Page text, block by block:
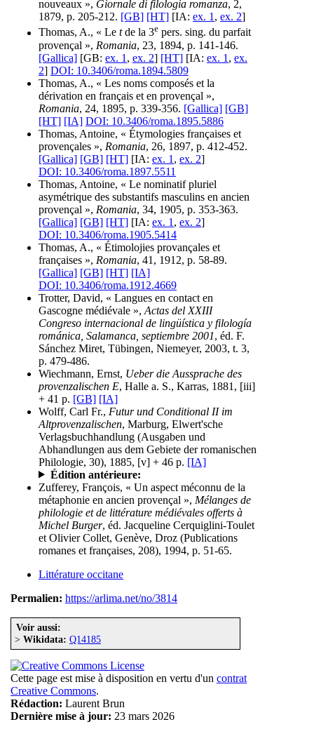
nouveaux », Giornale di filologia romanza, 2,
1879, p. 205-212. [GB] [HT] [IA: ex. 1 , ex. 2]
Thomas, A., « Le tde la 3e pers. sing. du parfait
provençal », Romania, 23, 1894, p. 141-146.
[Gallica] [GB: ex. 1 , ex. 2] [HT] [IA: ex. 1 , ex.
2] DOI: 10.3406/roma.1894.5809
Thomas, A., « Les noms composés et la
dérivation en français et en provençal »,
Romania, 24, 1895, p. 339-356. [Gallica] [GB]
[HT] [IA] DOI: 10.3406/roma.1895.5886
Thomas, Antoine, « Étymologies françaises et
provençales », Romania, 26, 1897, p. 412-452.
[Gallica] [GB] [HT] [IA: ex. 1 , ex. 2]
DOI: 10.3406/roma.1897.5511
Thomas, Antoine, « Le nominatif pluriel
asymétrique des substantifs masculins en ancien
provençal », Romania, 34, 1905, p. 353-363.
[Gallica] [GB] [HT] [IA: ex. 1 , ex. 2]
DOI: 10.3406/roma.1905.5414
Thomas, A., « Étimolojies provançales et
françaises », Romania, 41, 1912, p. 58-89.
[Gallica] [GB] [HT] [IA]
DOI: 10.3406/roma.1912.4669
Trotter, David, « Langues en contact en
Gascogne médiévale », Actas del XXIII
Congreso internacional de lingüística y filología
románica, Salamanca, septiembre 2001, éd. F.
Sánchez Miret, Tübingen, Niemeyer, 2003, t. 3,
p. 479-486.
Wiechmann, Ernst, Ueber die Aussprache des
provenzalischen E, Halle a. S., Karras, 1881, [iii]
+ 41 p. [GB] [IA]
Wolff, Carl Fr., Futur und Conditional II im
Altprovenzalischen, Marburg, Elwert'sche
Verlagsbuchhandlung (Ausgaben und
Abhandlungen aus dem Gebiete der romanischen
Philologie, 30), 1885, [v] + 46 p. [IA]
Édition antérieure:
Zufferey, François, « Un aspect méconnu de la
métaphonie en ancien provençal », Mélanges de
philologie et de littérature médiévales offerts à
Michel Burger, éd. Jacqueline Cerquiglini-Toulet
et Olivier Collet, Genève, Droz (Publications
romanes et françaises, 208), 1994, p. 51-65.
Littérature occitane
Permalien: https://arlima.net/no/3814
Voir aussi:
> Wikidata: Q14185
Cette page est mise à disposition en vertu d'un contrat
Creative Commons.
Rédaction: Laurent Brun
Dernière mise à jour: 23 mars 2026